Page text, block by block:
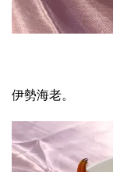
伊勢海老。